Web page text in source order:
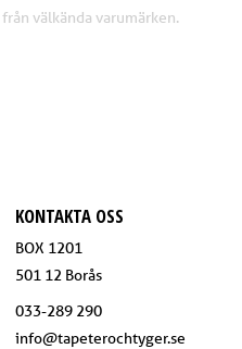
välkända varumärken.
KONTAKTA OSS
BOX 1201
501 12 Borås
033-289 290
info@tapeterochtyger.se